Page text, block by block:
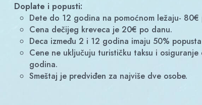
Doplate i popusti:
Dete do 12 godina na pomoćnom ležaju-
Cena dečijeg kreveca je 20€ po danu.
Deca između 2 i 12 godina imaju 50%
Cene ne uključuju turističku taksu i osiguranje od 1.5€ po osobi po danu; 1.00€ po osobi po danu za decu između 12 i 18 godina i 0.50e po osobi po danu za decu do 12
godina.
Smeštaj je predviđen za najviše dve osobe.